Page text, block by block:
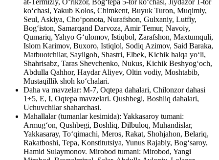
ko‘chasi, Yakub Kolos, Chimkent, Buyuk Turon, Muqimiy,
Seul, Askiya, Cho‘ponota, Nurafshon, Gulxaniy, Lutfiy,
Bog‘iston, Samarqand Darvoza, Amir Temur, Navoiy,
Qumariq, Yahyo G‘ulomov, Istiqbol, Zarafshon, Maxtumquli,
Islom Karimov, Buxoro, Istiqlol, Sodiq Azimov, Said Baraka,
Matbuotchilar, Sayilgoh, Shastri, Elbek, Kichik halqa yo‘li,
Shahrisabz, Taras Shevchenko, Nukus, Kichik Beshyog‘och,
Abdulla Qahhor, Haydar Aliyev, Oltin vodiy, Moshtabib,
Mustaqillik shoh ko‘chalari.
Daha va mavzelar: M-7, Oqtepa dahalari, Chilonzor dahasi
1÷5, E, I, Oqtepa mavzelari. Qushbegi, Boshliq dahalari,
Uchuvchilar shaharchasi.
Mahallalar (tumanlar kesimida): Yakkasaroy tumani:
Armug‘on, Qushbegi, Boshliq, Dilbuloq, Muhandislar,
Yakkasaray, To‘qimachi, Meros, Rakat, Shohjahon, Belariq,
Rakatboshi, Tepa, Konstitutsiya, Yunus Rajabiy, Bog‘saroy,
Hamid Sulaymonov. Mirobod tumani: Mirobod, Yangi